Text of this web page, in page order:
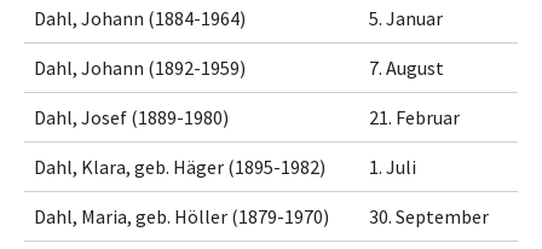
Dahl, Johann (1884-1964) 5. Januar
Dahl, Johann (1892-1959) 7. August
Dahl, Josef (1889-1980) 21. Februar
Dahl, Klara, geb. Häger (1895-1982) 1. Juli
Dahl, Maria, geb. Höller (1879-1970) 30. September